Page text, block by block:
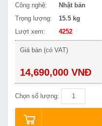
Công nghệ:
Nhật bản
Trọng lượng:
15.5 kg
Lượt xem:
4252
Giá bán (có VAT)
14,690,000 VNĐ
Chọn số lượng: